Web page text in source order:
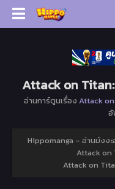
Attack on
อ่านการ์ตูนเรื่อง Attack
อั
Hippomanga – อ่านมังง
Attack on
Attack on